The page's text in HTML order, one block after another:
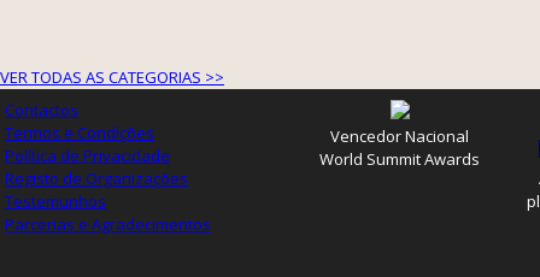
VER TODAS AS CATEGORIAS >>
Contactos
Termos e Condições
Política de Privacidade
Registo de Organizações
Testemunhos
Parcerias e Agradecimentos
Vencedor Nacional
World Summit Awards